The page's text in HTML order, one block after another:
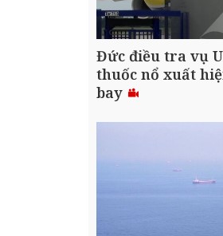
Đức điều tra vụ
thuốc nổ xuất
bay